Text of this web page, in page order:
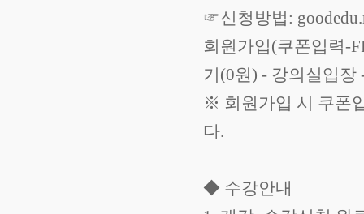
☞신청방법:
회원가입(쿠폰입력-
기(0원) - 강의실입장
※ 회원가입 시 쿠폰
다.
◆ 수강안내